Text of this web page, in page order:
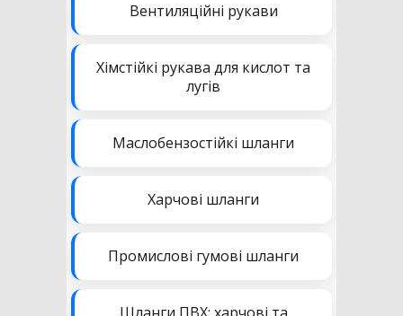
Вентиляційні рукави
Хімстійкі рукава для кислот та
лугів
Маслобензостійкі шланги
Харчові шланги
Промислові гумові шланги